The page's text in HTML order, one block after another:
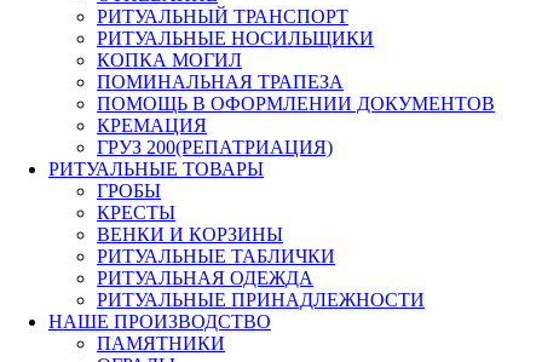
РИТУАЛЬНЫЙ ТРАНСПОРТ
РИТУАЛЬНЫЕ НОСИЛЬЩИКИ
КОПКА МОГИЛ
ПОМИНАЛЬНАЯ ТРАПЕЗА
ПОМОЩЬ В ОФОРМЛЕНИИ ДОКУМЕНТОВ
КРЕМАЦИЯ
ГРУЗ 200(РЕПАТРИАЦИЯ)
РИТУАЛЬНЫЕ ТОВАРЫ
ГРОБЫ
КРЕСТЫ
ВЕНКИ И КОРЗИНЫ
РИТУАЛЬНЫЕ ТАБЛИЧКИ
РИТУАЛЬНАЯ ОДЕЖДА
РИТУАЛЬНЫЕ ПРИНАДЛЕЖНОСТИ
НАШЕ ПРОИЗВОДСТВО
ПАМЯТНИКИ